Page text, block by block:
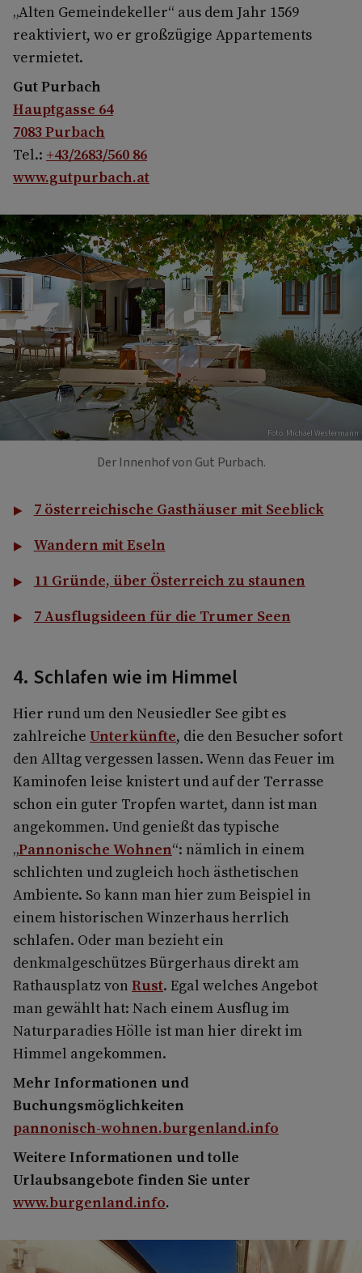
„Alten Gemeindekeller“ aus dem Jahr 1569
reaktiviert, wo er großzügige Appartements
vermietet.
Gut Purbach
Hauptgasse 64
7083 Purbach
Tel.: +43/2683/560 86
www.gutpurbach.at
Foto: Michael Westermann
Der Innenhof von Gut Purbach.
7 österreichische Gasthäuser mit Seeblick
Wandern mit Eseln
11 Gründe, über Österreich zu staunen
7 Ausflugsideen für die Trumer Seen
4. Schlafen wie im Himmel
Hier rund um den Neusiedler See gibt es
zahlreiche Unterkünfte, die den Besucher sofort
den Alltag vergessen lassen. Wenn das Feuer im
Kaminofen leise knistert und auf der Terrasse
schon ein guter Tropfen wartet, dann ist man
angekommen. Und genießt das typische
„Pannonische Wohnen“: nämlich in einem
schlichten und zugleich hoch ästhetischen
Ambiente. So kann man hier zum Beispiel in
einem historischen Winzerhaus herrlich
schlafen. Oder man bezieht ein
denkmalgeschützes Bürgerhaus direkt am
Rathausplatz von Rust. Egal welches Angebot
man gewählt hat: Nach einem Ausflug im
Naturparadies Hölle ist man hier direkt im
Himmel angekommen.
Mehr Informationen und
Buchungsmöglichkeiten
pannonisch-wohnen.burgenland.info
Weitere Informationen und tolle
Urlaubsangebote finden Sie unter
www.burgenland.info.